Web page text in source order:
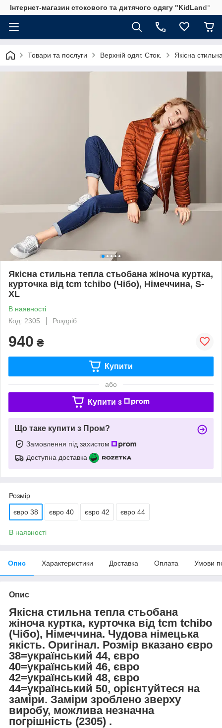
Інтернет-магазин стокового та дитячого одягу "KidLand"
Товари та послуги Верхній одяг. Сток. Якісна
Якісна стильна тепла стьобана жіноча куртка,
курточка від tcm tchibo (Чібо), Німеччина, S-
XL
В наявності
Код: 2305
Роздріб
940 ₴
Купити
або
Купити з
Що таке купити з Пром?
Замовлення під захистом
Доступна доставка
Розмір
євро 38 євро 40 євро 42 євро 44
В наявності
Опис Характеристики Доставка Оплата Умови
Опис
Якісна стильна тепла стьобана
жіноча куртка, курточка від tcm tchibo
(Чібо), Німеччина. Чудова німецька
якість. Оригінал. Розмір вказано євро
38=український 44, євро
40=український 46, євро
42=український 48, євро
44=український 50, орієнтуйтеся на
заміри. Заміри зроблено зверху
виробу, можлива незначна
погрішність (2305) .